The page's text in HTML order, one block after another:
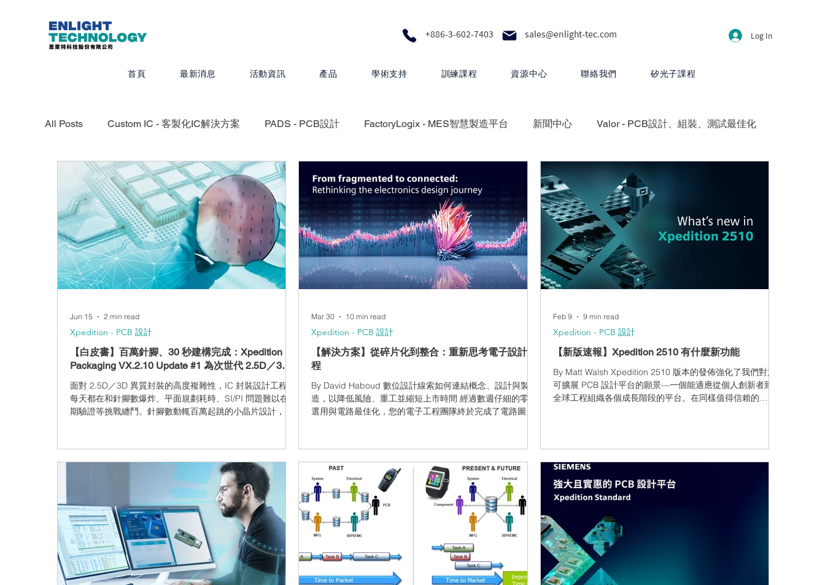
+886-3-602-7403 sales@enlight-tec.com Log In
首頁 最新消息 活動資訊 產品 學術支持 訓練課程 資源中心 聯絡我們 矽光子課程
All Posts Custom IC - 客製化IC解決方案 PADS - PCB設計 FactoryLogix - MES智慧製造平台 新聞中心 Valor - PCB設計、組裝、測試最佳化
CADRA - 設計製圖 MEMS Pro - MEMS 設計 Calibre - IC物理驗證平台 Photonics - 矽光子解決方案 HyperLynx - PCB設計分析
Quanscient - 以雲端為基礎的多物理模擬平台 Questa One - 下一代智慧驗證生態系統 Xpedition - PCB 設計 PartQuest - 數位線程
IC Packaging - IC 封裝解決方案 Veloce proFPGA - 高速硬體原型與系統級驗證 Innovator3D IC - 先進封裝與異質整合平台
CAM350 - 製造性檢測分析
【白皮書】百萬針腳、30 秒建構完成：Xpedition IC
Packaging VX.2.10 Update #1 為次世代 2.5D／3D
異質封裝設計帶來哪些突破？
面對 2.5D／3D 異質封裝的高度複雜性，IC 封裝設計工程師
每天都在和針腳數爆炸、平面規劃耗時、SI/PI 問題難以在早
期驗證等挑戰纏鬥。針腳數動輒百萬起跳的小晶片設計，光
針對次世代先進封裝設計發布 Xpedition IC Packaging
VX.2.10 Update #1，本文整理此技術文件的三大功能群
組，說明這次更新如何協助封裝設計工程師在原型製作、系
統級 SI/PI 預測分析，以及平面規劃最佳化三個核心環節大
幅提升效率。 1. 超高針腳數元件建構：百萬針腳、30 秒完
成 現代先進封裝動輒面對百萬針腳規模，傳統手動分區與標
記流程已成為啟動佈線前最大的時間殺手。 xSI 自動針腳區
域上色：在元件建立過程中自動為針腳區域上色，並套用使
用者自訂的區域用途識別標記，含 4,000 個已上色且標記區
域的百萬針腳晶片，建構時間不超過 30 秒 快速原型製作與
規劃：近乎即時完成元件初始配置，工程師可大幅縮短從元
Xpedition - PCB 設計
Jun 15 2 min read
【解決方案】從碎片化到整合：重新思考電子設計流
程
By David Haboud 數位設計線索如何連結概念、設計與製
造，以降低風險、重工並縮短上市時間 經過數週仔細的零件
選用與電路最佳化，您的電子工程團隊終於完成了電路圖。
的 CAD 模型進行開發，而未察覺資料不一致。數週後進入
製造階段，您才面臨到原本能在數週前就發現的組裝問題。
這聽起來是否很耳熟？ 遺憾的是，這種令人沮喪且成本高昂
的過程，在各種規模的團隊中都屢見不見。當設計資料在團
隊、工具與開發階段之間產生碎片化時，後果將會接踵而
至：遺漏的需求迫使設計在後期必須重做；手動重複輸入資
料引入了錯誤；製造端的突發狀況延誤了產品上市；而壓縮
的重工週期則給已經精疲力竭的團隊帶來了巨大的壓力。 但
如果情況不必如此呢？如果您的整個設計旅程——從初步概
念到最終生產——都能無縫連接，讓每一項決策、需求與約
束條件都能智慧地流轉於各個階段，情況會如何？ 答案就在
Xpedition - PCB 設計
Mar 30 10 min read
【新版速報】Xpedition 2510 有什麼新功能
By Matt Walsh Xpedition 2510 版本的發佈強化了我們對於
可擴展 PCB 設計平台的願景—一個能適應從個人創新者到
全球工程組織各個成長階段的平台。在同樣值得信賴的
創新者提供專業級的 PCB 設計方案。 Xpedition Standard
：在此基礎上進一步擴展，為小型團隊提供功能豐富且符合
的企業與產業龍頭提供企業級系統設計，以及支援全球多學
科團隊的並行、多領域協作。 2510 版本專注於實質的效率
提升與更清晰的協作——涵蓋從日常的電路圖編輯、RF 協同
設計到多板組裝檢查。您將在 Xpedition Designer 中體驗更
快速、更直覺的互動，還有更豐富的 3D 感知元件庫、更緊
密的 ECAD/MCAD 銜接，以及現代化的企業工作流程，確保
Xpedition - PCB 設計
Feb 9 9 min read